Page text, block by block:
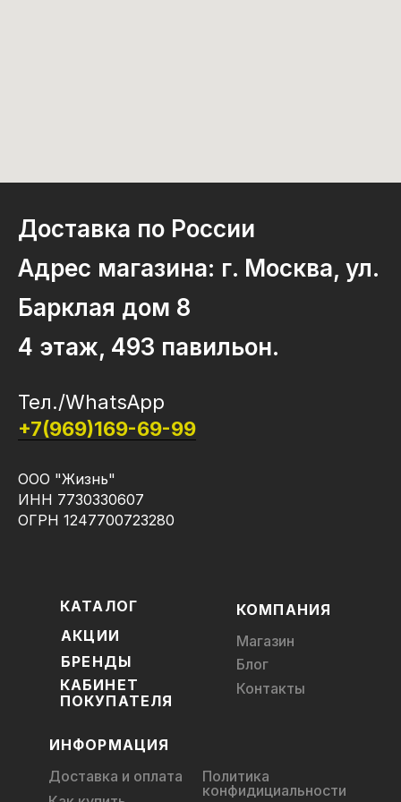
Доставка по России
Адрес магазина: г. Москва, ул.
Барклая дом 8
4 этаж, 493 павильон.
Тел./WhatsApp
+7(969)169-69-99
ООО "Жизнь"
ИНН 7730330607
ОГРН 1247700723280
КАТАЛОГ
КАБИНЕТ
ПОКУПАТЕЛЯ
БРЕНДЫ
АКЦИИ
Магазин
Блог
Контакты
КОМПАНИЯ
ИНФОРМАЦИЯ
Доставка и оплата
Политика
конфидициальности